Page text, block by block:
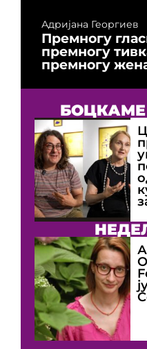
Адријана Георгиев
Премногу
премногу
премногу